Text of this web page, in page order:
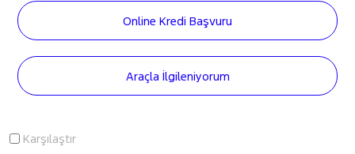
Online Kredi Başvuru
Araçla İlgileniyorum
Karşılaştır